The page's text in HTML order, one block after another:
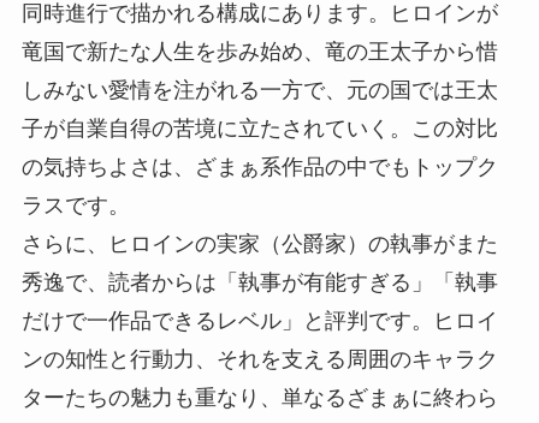
同時進行で描かれる構成にあります。ヒロインが
竜国で新たな人生を歩み始め、竜の王太子から惜
しみない愛情を注がれる一方で、元の国では王太
子が自業自得の苦境に立たされていく。この対比
の気持ちよさは、ざまぁ系作品の中でもトップク
ラスです。
さらに、ヒロインの実家（公爵家）の執事がまた
秀逸で、読者からは「執事が有能すぎる」「執事
だけで一作品できるレベル」と評判です。ヒロイ
ンの知性と行動力、それを支える周囲のキャラク
ターたちの魅力も重なり、単なるざまぁに終わら